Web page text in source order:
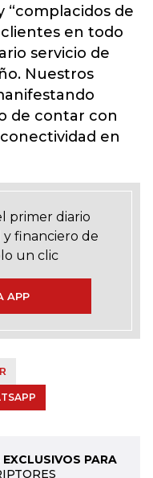
“complacidos de
en todo
servicio de
Nuestros
de contar con
en
primer diario
y financiero de
un clic
APP
PARA